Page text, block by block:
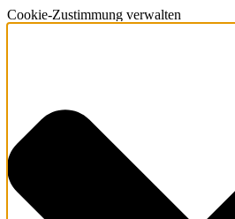
Cookie-Zustimmung verwalten